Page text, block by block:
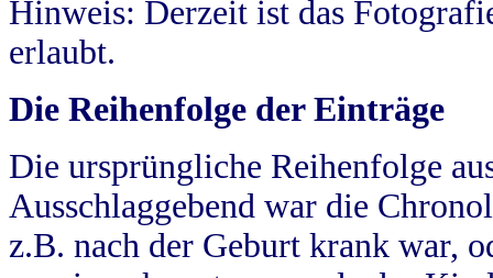
Hinweis: Derzeit ist das
erlaubt.
Die Reihenfolge der Einträge
Die ursprüngliche Reihenfolge
Ausschlaggebend war die
z.B. nach der Geburt krank war,